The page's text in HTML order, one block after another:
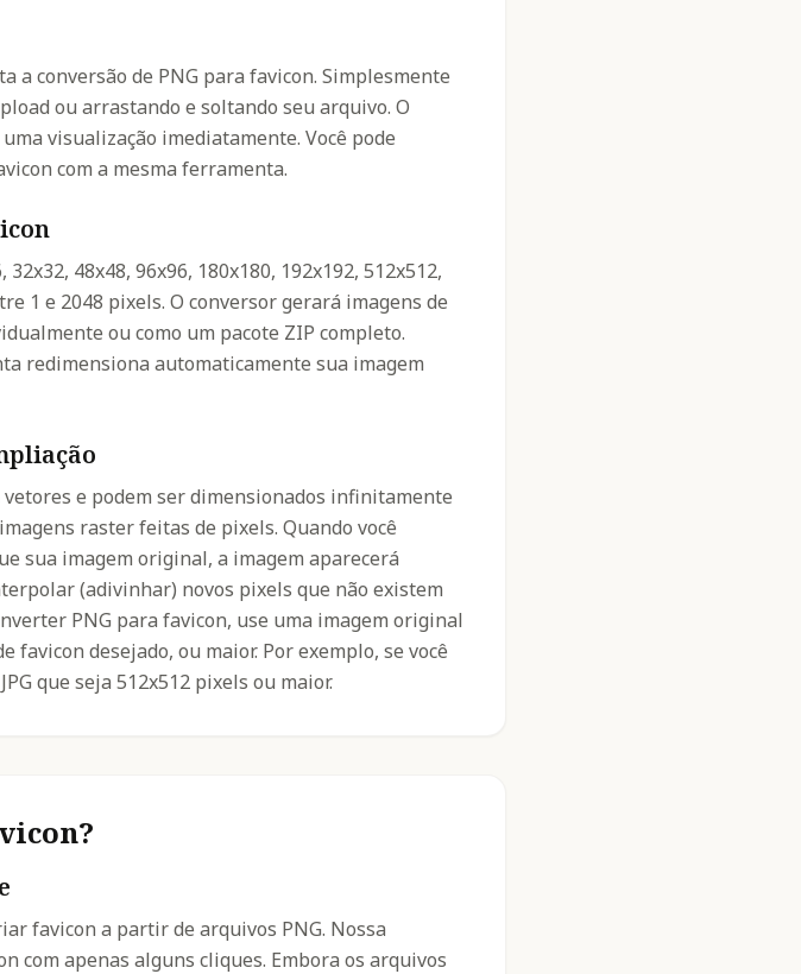
a conversão de PNG para favicon. Simplesmente
ou arrastando e soltando seu arquivo. O
visualização imediatamente. Você pode
com a mesma ferramenta.
48x48, 96x96, 180x180, 192x192, 512x512,
1 e 2048 pixels. O conversor gerará imagens de
ou como um pacote ZIP completo.
redimensiona automaticamente sua imagem
vetores e podem ser dimensionados infinitamente
raster feitas de pixels. Quando você
sua imagem original, a imagem aparecerá
(adivinhar) novos pixels que não existem
PNG para favicon, use uma imagem original
desejado, ou maior. Por exemplo, se você
que seja 512x512 pixels ou maior.
favicon a partir de arquivos PNG. Nossa
com apenas alguns cliques. Embora os arquivos